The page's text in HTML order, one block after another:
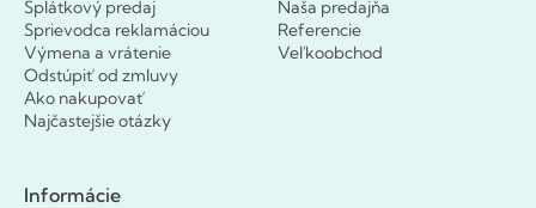
Splátkový predaj
Sprievodca reklamáciou
Výmena a vrátenie
Odstúpiť od zmluvy
Ako nakupovať
Najčastejšie otázky
Naša predajňa
Referencie
Veľkoobchod
Informácie